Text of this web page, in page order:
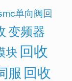
单向阀回
变频器
块 回收
服 回收